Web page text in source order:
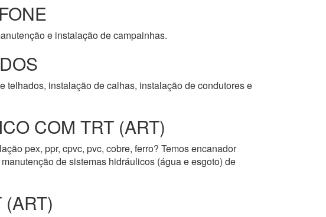
e instalação de campainhas.
telhados, instalação de calhas, instalação de condutores e
COM TRT (ART)
pex, ppr, cpvc, pvc, cobre, ferro? Temos encanador
de sistemas hidráulicos (água e esgoto) de
(ART)